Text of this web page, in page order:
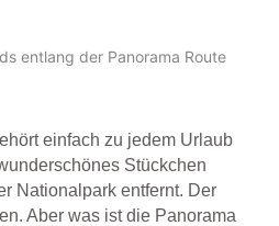
einfach zu jedem Urlaub
Stückchen
Nationalpark entfernt. Der
Aber was ist die Panorama